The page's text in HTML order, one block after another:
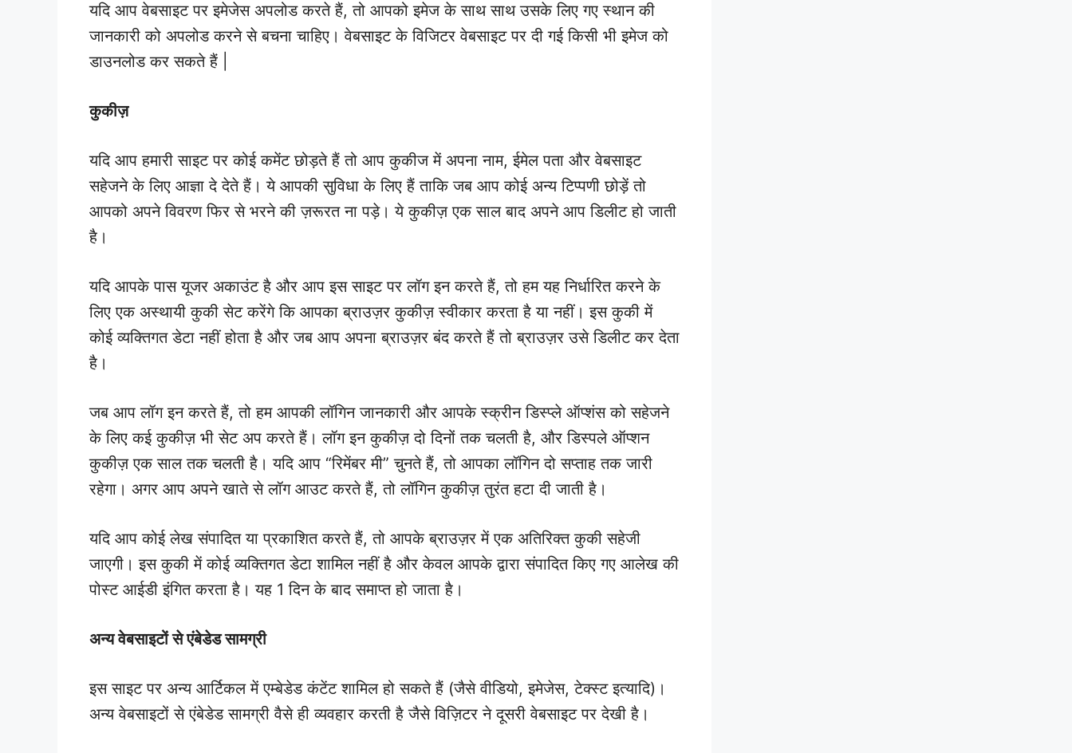
यदि आप वेबसाइट पर इमेजेस अपलोड करते हैं, तो आपको इमेज के साथ साथ उसके लिए गए स्थान की
जानकारी को अपलोड करने से बचना चाहिए। वेबसाइट के विजिटर वेबसाइट पर दी गई किसी भी इमेज को
डाउनलोड कर सकते हैं |
कुकीज़
यदि आप हमारी साइट पर कोई कमेंट छोड़ते हैं तो आप कुकीज में अपना नाम, ईमेल पता और वेबसाइट
सहेजने के लिए आज्ञा दे देते हैं। ये आपकी सुविधा के लिए हैं ताकि जब आप कोई अन्य टिप्पणी छोड़ें तो
आपको अपने विवरण फिर से भरने की ज़रूरत ना पड़े। ये कुकीज़ एक साल बाद अपने आप डिलीट हो जाती
है।
यदि आपके पास यूजर अकाउंट है और आप इस साइट पर लॉग इन करते हैं, तो हम यह निर्धारित करने के
लिए एक अस्थायी कुकी सेट करेंगे कि आपका ब्राउज़र कुकीज़ स्वीकार करता है या नहीं। इस कुकी में
कोई व्यक्तिगत डेटा नहीं होता है और जब आप अपना ब्राउज़र बंद करते हैं तो ब्राउज़र उसे डिलीट कर देता
है।
जब आप लॉग इन करते हैं, तो हम आपकी लॉगिन जानकारी और आपके स्क्रीन डिस्प्ले ऑप्शंस को सहेजने
के लिए कई कुकीज़ भी सेट अप करते हैं। लॉग इन कुकीज़ दो दिनों तक चलती है, और डिस्पले ऑप्शन
कुकीज़ एक साल तक चलती है। यदि आप “रिमेंबर मी” चुनते हैं, तो आपका लॉगिन दो सप्ताह तक जारी
रहेगा। अगर आप अपने खाते से लॉग आउट करते हैं, तो लॉगिन कुकीज़ तुरंत हटा दी जाती है।
यदि आप कोई लेख संपादित या प्रकाशित करते हैं, तो आपके ब्राउज़र में एक अतिरिक्त कुकी सहेजी
जाएगी। इस कुकी में कोई व्यक्तिगत डेटा शामिल नहीं है और केवल आपके द्वारा संपादित किए गए आलेख की
पोस्ट आईडी इंगित करता है। यह 1 दिन के बाद समाप्त हो जाता है।
अन्य वेबसाइटों से एंबेडेड सामग्री
इस साइट पर अन्य आर्टिकल में एम्बेडेड कंटेंट शामिल हो सकते हैं (जैसे वीडियो, इमेजेस, टेक्स्ट इत्यादि)।
अन्य वेबसाइटों से एंबेडेड सामग्री वैसे ही व्यवहार करती है जैसे विज़िटर ने दूसरी वेबसाइट पर देखी है।